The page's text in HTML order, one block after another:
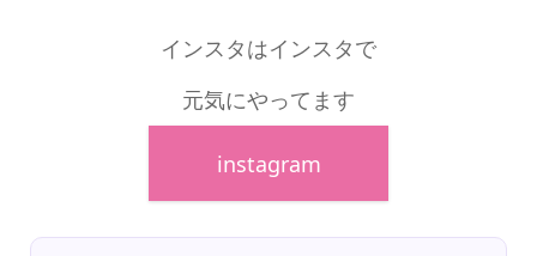
インスタはインスタで
元気にやってます
instagram